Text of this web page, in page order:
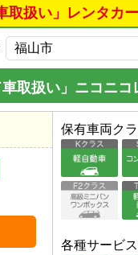
取扱い」レンタカ
取扱い」ニコニ
保有車両ク
各種サービス